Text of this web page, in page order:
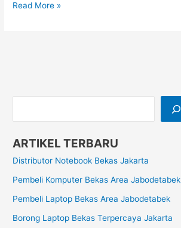
Read More »
ARTIKEL TERBARU
Distributor Notebook Bekas Jakarta
Pembeli Komputer Bekas Area Jabodetabek
Pembeli Laptop Bekas Area Jabodetabek
Borong Laptop Bekas Terpercaya Jakarta